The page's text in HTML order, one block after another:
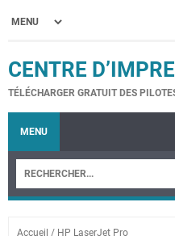
CENTRE
TÉLÉCHARGER GRATUIT DES
MENU
Accueil / HP LaserJet Pro